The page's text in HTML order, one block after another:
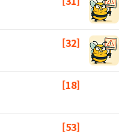
[32]
[18]
[53]